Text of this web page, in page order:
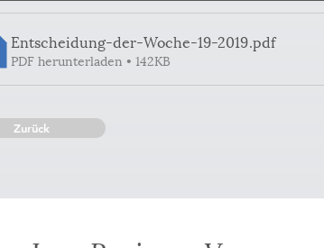
Entscheidung-der-Woche-19-2019.pdf
PDF herunterladen • 142KB
Zurück